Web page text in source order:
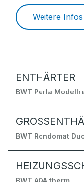
Weitere Infos
ENTHÄRTER
BWT Perla
BWT Rondomat Duo
BWT AQA therm